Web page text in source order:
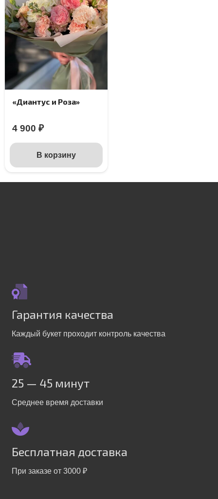
«Диантус и Роза»
4 900 ₽
В корзину
Гарантия качества
Каждый букет проходит контроль качества
25 — 45 минут
Среднее время доставки
Бесплатная доставка
При заказе от 3000 ₽